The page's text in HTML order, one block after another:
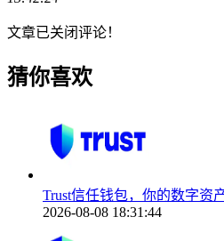
文章已关闭评论！
猜你喜欢
Trust信任钱包，你的数字资
2026-08-08 18:31:44